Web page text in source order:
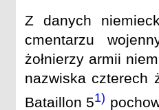
Z danych
cmentarzu
żołnierzy armii
nazwiska czterech
Bataillon 51)